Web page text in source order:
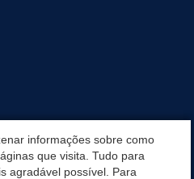
informações sobre como
que visita. Tudo para
agradável possível. Para